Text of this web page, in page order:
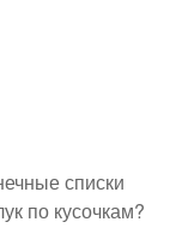
списки
по кусочкам?